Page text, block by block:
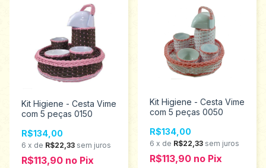
Kit Higiene - Cesta Vime
com 5 peças 0150
R$134,00
6 x de R$22,33 sem juros
R$113,90 no Pix
Kit Higiene - Cesta Vime
com 5 peças 0050
R$134,00
6 x de R$22,33 sem juros
R$113,90 no Pix